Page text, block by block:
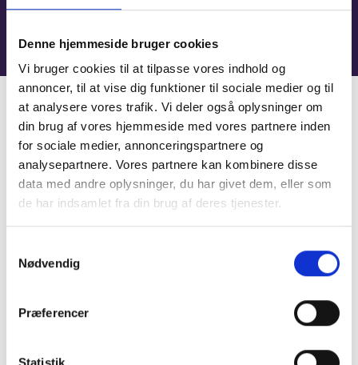
Denne hjemmeside bruger cookies
Vi bruger cookies til at tilpasse vores indhold og
annoncer, til at vise dig funktioner til sociale medier og til
at analysere vores trafik. Vi deler også oplysninger om
din brug af vores hjemmeside med vores partnere inden
for sociale medier, annonceringspartnere og
analysepartnere. Vores partnere kan kombinere disse
data med andre oplysninger, du har givet dem, eller som
de har indsamlet fra din brug af deres tjenester.
Nødvendig
Præferencer
Statistik
Der findes specifikke søgekoder, der kan anvendes til at finde film
Senest opdateret: 27. april 2026
Søgning
Søgning på en films nationalitet foretages iComplex Searchmed
søgekodenlfn. Den tilsvarende søgekode iOpen Search
Eksempel på søgning i Complex Search